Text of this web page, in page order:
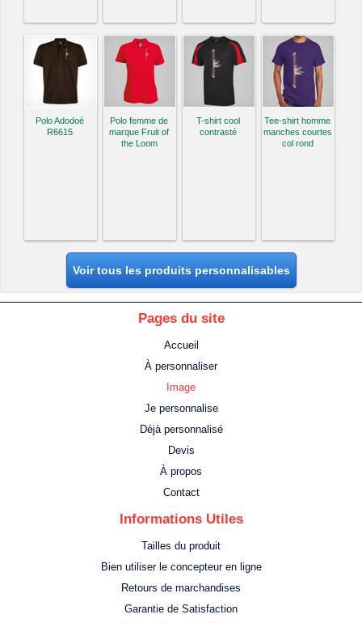
Polo Adodoé
R6615
Polo femme de
marque Fruit of
the Loom
T-shirt cool
contrasté
Tee-shirt homme
manches courtes
col rond
Voir tous les produits personnalisables
Pages du site
Accueil
À personnaliser
Image
Je personnalise
Déjà personnalisé
Devis
À propos
Contact
Informations Utiles
Tailles du produit
Bien utiliser le concepteur en ligne
Retours de marchandises
Garantie de Satisfaction